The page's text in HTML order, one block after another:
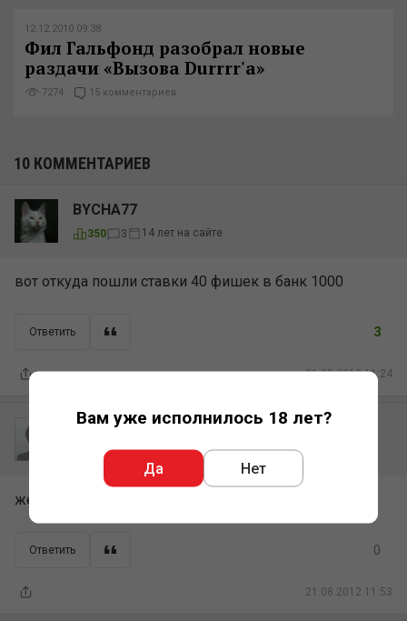
Вам уже исполнилось 18 лет?
Да Нет
12.12.2010 09:38
Фил Гальфонд разобрал новые
раздачи «Вызова Durrrr'а»
7274 15 комментариев
10 КОММЕНТАРИЕВ
BYCHA77
350 3 14 лет на сайте
вот откуда пошли ставки 40 фишек в банк 1000
Ответить
21.08.2012 11:24
3
Caradenis
32 14 лет на сайте
железная логика
Ответить
21.08.2012 11:53
0